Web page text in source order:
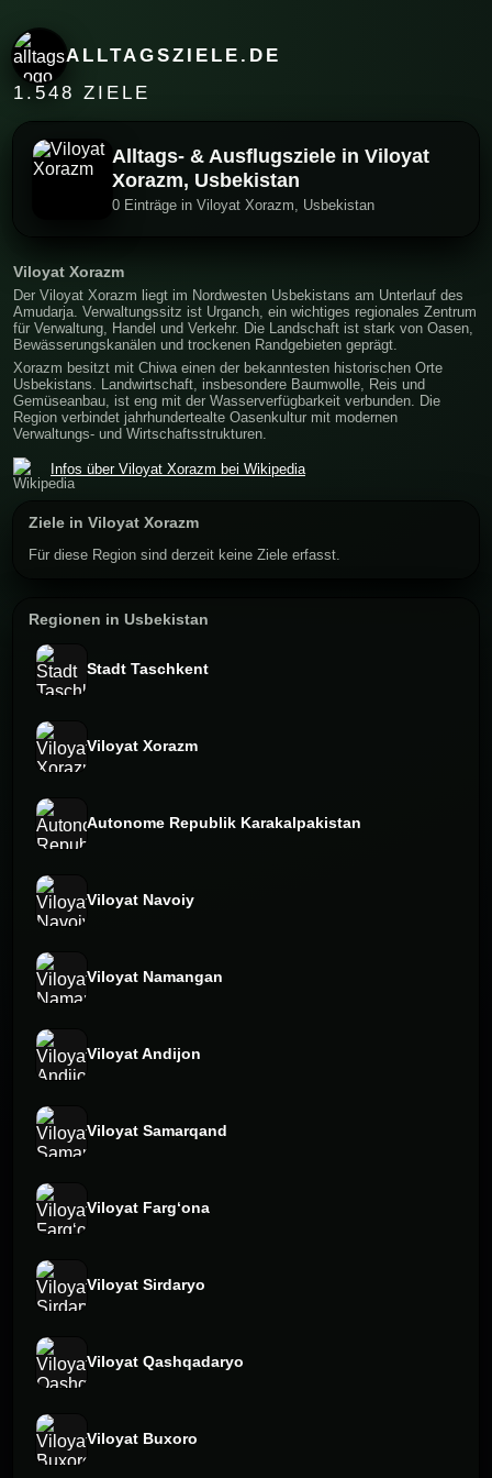
ALLTAGSZIELE.DE
1.548 ZIELE
Alltags- & Ausflugsziele in Viloyat
Xorazm, Usbekistan
0 Einträge in Viloyat Xorazm, Usbekistan
Viloyat Xorazm
Der Viloyat Xorazm liegt im Nordwesten Usbekistans am Unterlauf des
Amudarja. Verwaltungssitz ist Urganch, ein wichtiges regionales Zentrum
für Verwaltung, Handel und Verkehr. Die Landschaft ist stark von Oasen,
Bewässerungskanälen und trockenen Randgebieten geprägt.
Xorazm besitzt mit Chiwa einen der bekanntesten historischen Orte
Usbekistans. Landwirtschaft, insbesondere Baumwolle, Reis und
Gemüseanbau, ist eng mit der Wasserverfügbarkeit verbunden. Die
Region verbindet jahrhundertealte Oasenkultur mit modernen
Verwaltungs- und Wirtschaftsstrukturen.
Infos über Viloyat Xorazm bei Wikipedia
Ziele in Viloyat Xorazm
Für diese Region sind derzeit keine Ziele erfasst.
Regionen in Usbekistan
Stadt Taschkent
Viloyat Xorazm
Autonome Republik Karakalpakistan
Viloyat Navoiy
Viloyat Namangan
Viloyat Andijon
Viloyat Samarqand
Viloyat Fargʻona
Viloyat Sirdaryo
Viloyat Qashqadaryo
Viloyat Buxoro